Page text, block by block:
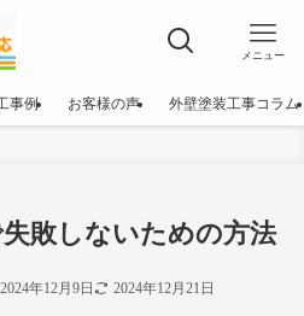
メニュー
事例 お客様の声 外壁塗装工事コラム
敗しないための方法
2024年12月9日 2024年12月21日